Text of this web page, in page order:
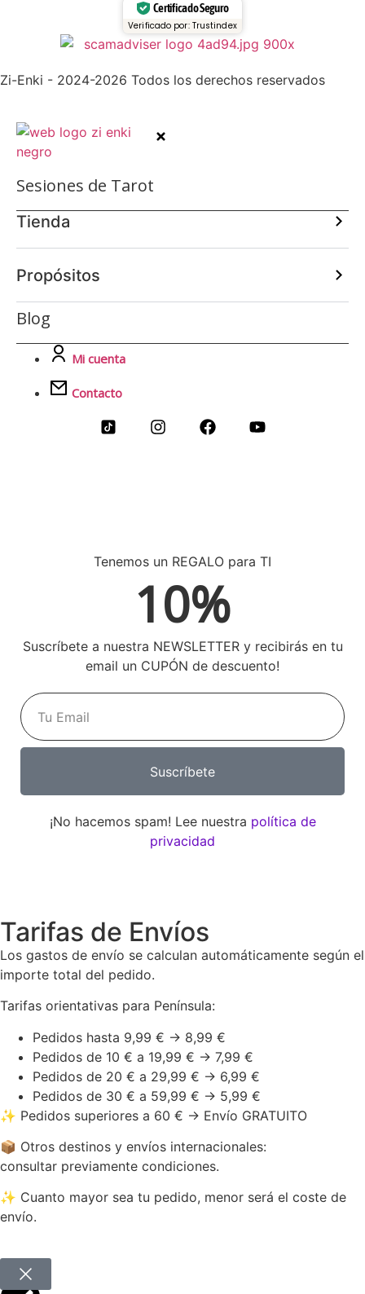
Certificado Seguro
Verificado por: Trustindex
Zi-Enki - 2024-2026 Todos los derechos reservados
Sesiones de Tarot
Tienda
Propósitos
Blog
Mi cuenta
Contacto
Tenemos un REGALO para TI
10%
Suscríbete a nuestra NEWSLETTER y recibirás en tu
email un CUPÓN de descuento!
Suscríbete
¡No hacemos spam! Lee nuestra política de
privacidad
Tarifas de Envíos
Los gastos de envío se calculan automáticamente según el
importe total del pedido.
Tarifas orientativas para Península:
Pedidos hasta 9,99 € → 8,99 €
Pedidos de 10 € a 19,99 € → 7,99 €
Pedidos de 20 € a 29,99 € → 6,99 €
Pedidos de 30 € a 59,99 € → 5,99 €
✨ Pedidos superiores a 60 € → Envío GRATUITO
📦 Otros destinos y envíos internacionales:
consultar previamente condiciones.
✨ Cuanto mayor sea tu pedido, menor será el coste de
envío.